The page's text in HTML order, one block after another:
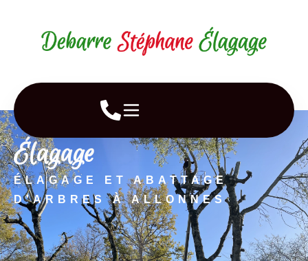
Élagage
ÉLAGAGE ET ABATTAGE
D'ARBRES À ALLONNES